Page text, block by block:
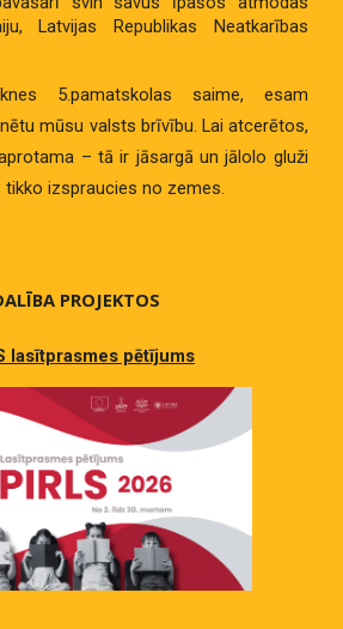
Latvijas Republikas Neatkarības
5.pamatskolas saime, esam
mūsu valsts brīvību. Lai atcerētos,
– tā ir jāsargā un jālolo gluži
tikko izspraucies no zemes.
PROJEKTOS
lasītprasmes pētījums